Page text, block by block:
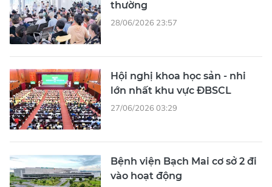
thường
28/06/2026 23:57
Hội nghị khoa học sản - nhi
lớn nhất khu vực ĐBSCL
27/06/2026 03:29
Bệnh viện Bạch Mai cơ sở 2 đi
vào hoạt động